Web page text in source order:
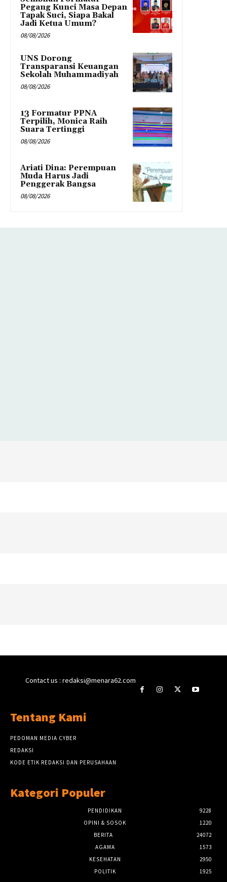
Pegang Kunci Masa Depan
Tapak Suci, Siapa Bakal
Jadi Ketua Umum?
08/08/2026
UNS Dorong
Transparansi Keuangan
Sekolah Muhammadiyah
08/08/2026
13 Formatur PPNA
Terpilih, Monica Raih
Suara Tertinggi
08/08/2026
Ariati Dina: Perempuan
Muda Harus Jadi
Penggerak Bangsa
08/08/2026
Contact us : redaksi@menara62.com
Tentang Kami
PEDOMAN MEDIA CYBER
REDAKSI
KODE ETIK REDAKSI DAN PERUSAHAAN
Kategori Populer
PENDIDIKAN
9228
OPINI & SOSOK
1220
BERITA
24072
AGAMA
1573
KESEHATAN
2950
POLITIK
1925